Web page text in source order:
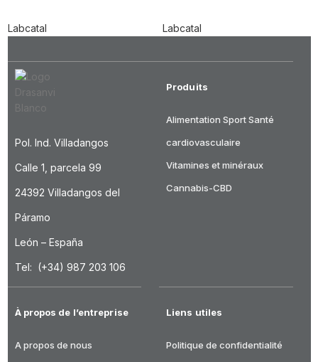
Labcatal Labcatal
Pol. Ind. Villadangos
Calle 1, parcela 99
24392 Villadangos del
Páramo
León – España
Tel: (+34) 987 203 106
Produits
Alimentation SportSanté
cardiovasculaire
Vitamines et minéraux
Cannabis-CBD
À propos de l’entreprise
A propos de nous
Liens utiles
Politique de confidentialité